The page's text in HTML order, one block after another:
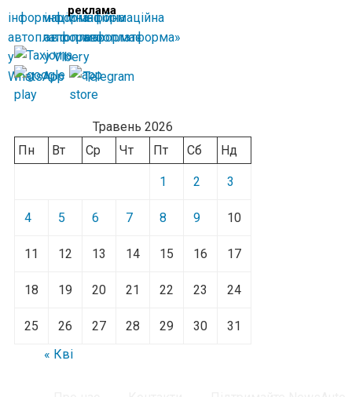
реклама
Травень 2026
Пн
Вт Ср Чт Пт Сб Нд
1 2 3
4 5 6 7 8 9 10
11 12 13 14 15 16 17
18 19 20 21 22 23 24
25 26 27 28 29 30
31
« Кві